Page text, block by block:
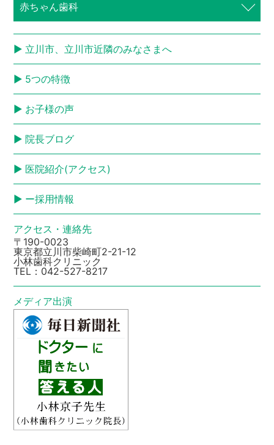
赤ちゃん歯科
立川市、立川市近隣のみなさまへ
5つの特徴
お子様の声
院長ブログ
医院紹介(アクセス)
ー採用情報
アクセス・連絡先
〒190-0023
東京都立川市柴崎町2-21-12
小林歯科クリニック
TEL： 042-527-8217
メディア出演